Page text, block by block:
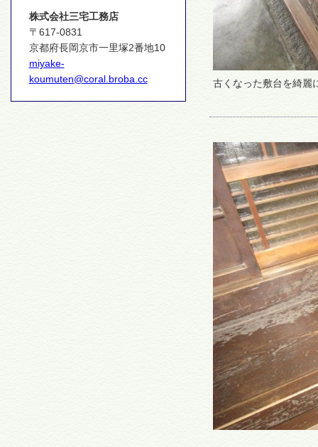
株式会社三宅工務店
〒617-0831
京都府長岡京市一里塚2番地10
miyake-
koumuten@coral.broba.cc
古くなった敷台を綺麗